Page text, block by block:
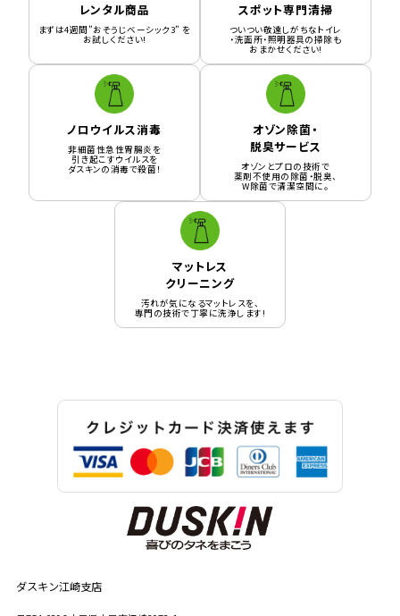
レンタル商品
まずは4週間”おそうじベーシック3” を
お試しください!
スポット専門清掃
ついつい敬遠しがちなトイレ
・洗面所・照明器具の掃除も
おまかせください!
ノロウイルス消毒
非細菌性急性胃腸炎を
引き起こすウイルスを
ダスキンの消毒で殺菌！
オゾン除菌・
脱臭サービス
オゾンとプロの技術で
薬剤不使用の除菌・脱臭、
W除菌で清潔空間に。
マットレス
クリーニング
汚れが気になるマットレスを、
専門の技術で丁寧に洗浄します!
ダスキン江崎支店